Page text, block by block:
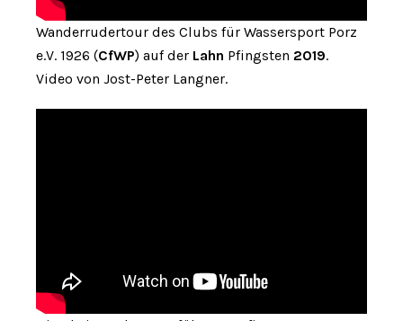
Wanderrudertour des Clubs für Wassersport Porz
e.V. 1926 (CfWP) auf der Lahn Pfingsten 2019.
Video von Jost-Peter Langner.